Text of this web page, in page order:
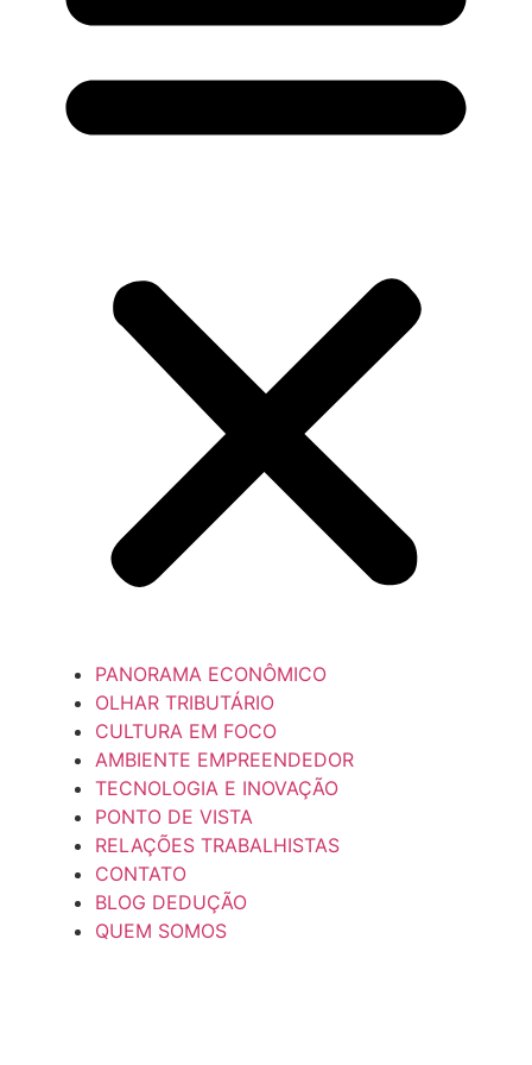
PANORAMA ECONÔMICO
OLHAR TRIBUTÁRIO
CULTURA EM FOCO
AMBIENTE EMPREENDEDOR
TECNOLOGIA E INOVAÇÃO
PONTO DE VISTA
RELAÇÕES TRABALHISTAS
CONTATO
BLOG DEDUÇÃO
QUEM SOMOS